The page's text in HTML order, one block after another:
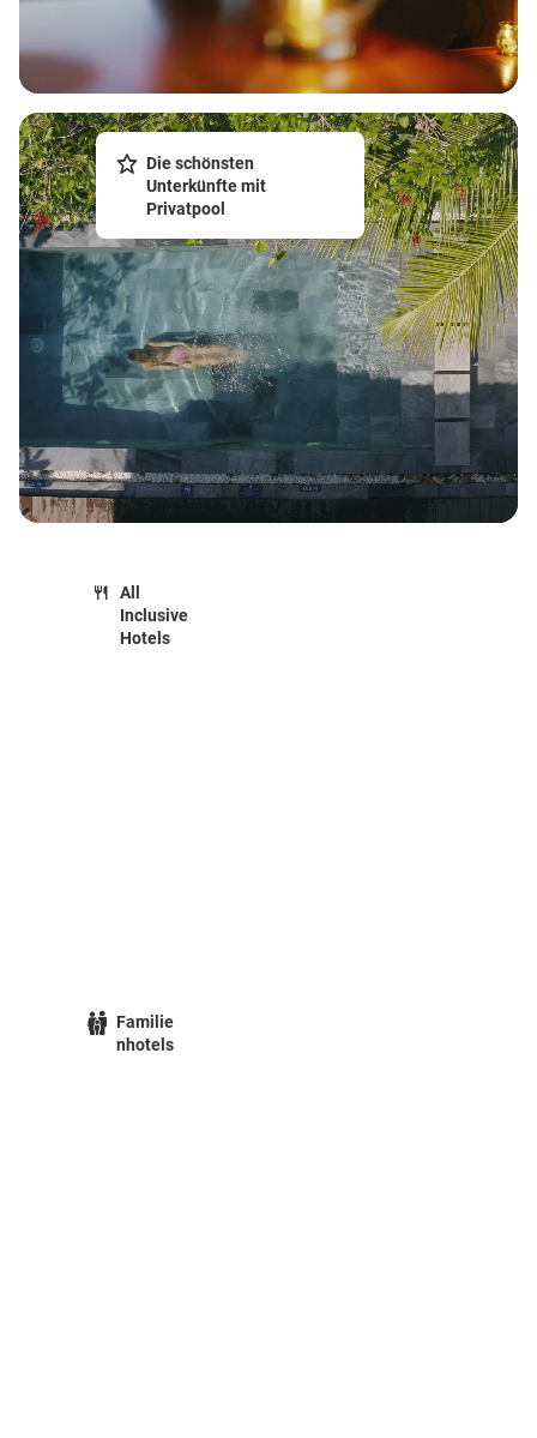
Die schönsten
Unterkünfte mit
Privatpool
All
Inclusive
Hotels
Familie
nhotels